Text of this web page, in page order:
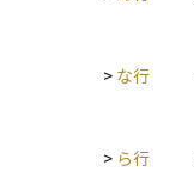
> な行
> ら行